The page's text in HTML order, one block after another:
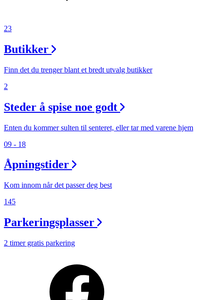
23
Butikker
Finn det du trenger blant et bredt utvalg butikker
2
Steder å spise noe godt
Enten du kommer sulten til senteret, eller tar med varene hjem
09 - 18
Åpningstider
Kom innom når det passer deg best
145
Parkeringsplasser
2 timer gratis parkering